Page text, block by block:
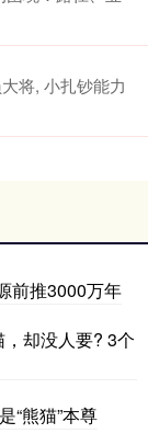
将, 小扎钞能力
前推3000万年
，却没人要? 3个
“熊猫”本尊